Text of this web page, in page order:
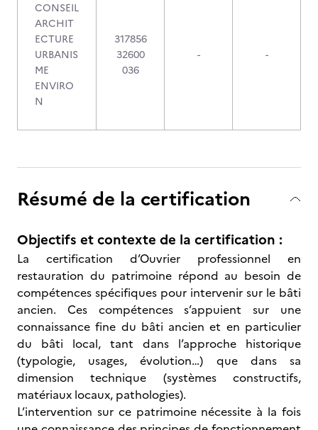
CONSEIL
ARCHIT
ECTURE
URBANIS
ME
ENVIRO
N
317856
32600
036
- -
Résumé de la certification
Objectifs et contexte de la certification :
La certification d’Ouvrier professionnel en
restauration du patrimoine répond au besoin de
compétences spécifiques pour intervenir sur le bâti
ancien. Ces compétences s’appuient sur une
connaissance fine du bâti ancien et en particulier
du bâti local, tant dans l’approche historique
(typologie, usages, évolution…) que dans sa
dimension technique (systèmes constructifs,
matériaux locaux, pathologies).
L’intervention sur ce patrimoine nécessite à la fois